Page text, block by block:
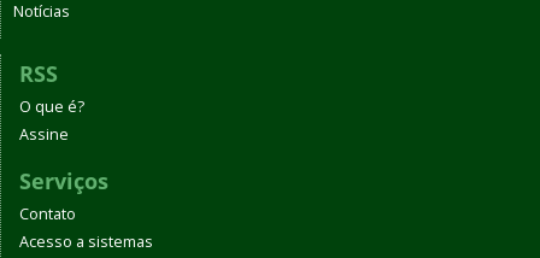
Notícias
RSS
O que é?
Assine
Serviços
Contato
Acesso a sistemas